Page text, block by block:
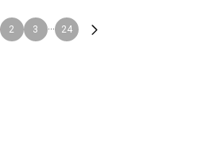
2 3 ... 24